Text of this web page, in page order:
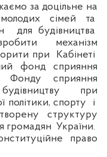
за доцільне на
молодих сімей та
будівництва
механізм
при Кабінеті
фонд сприяння
Фонду сприяння
при
політики, спорту і
структуру
громадян України.
право